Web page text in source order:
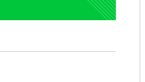
축구협회 '성접대' 감사보고서 나왔다…월드
[속보] 뉴욕증시, 혼조 출발…나스닥